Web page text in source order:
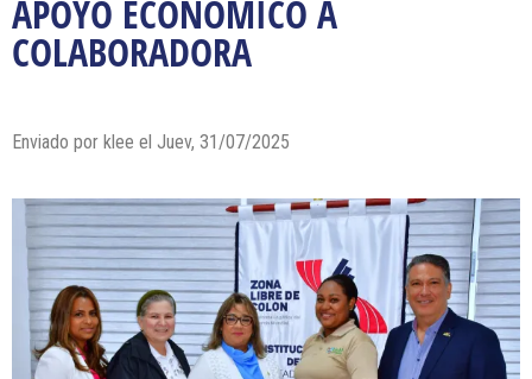
APOYO ECONÓMICO A
COLABORADORA
Enviado por klee el Juev, 31/07/2025